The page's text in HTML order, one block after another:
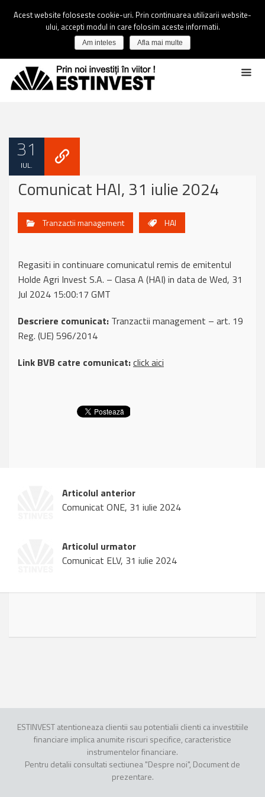
31
IUL.
Comunicat HAI, 31 iulie 2024
Tranzactii management HAI
Regasiti in continuare comunicatul remis de emitentul
Holde Agri Invest S.A. – Clasa A (HAI) in data de Wed, 31
Jul 2024 15:00:17 GMT
Descriere comunicat: Tranzactii management – art. 19
Reg. (UE) 596/2014
Link BVB catre comunicat:click aici
Articolul anterior
Comunicat ONE, 31 iulie 2024
Articolul urmator
Comunicat ELV, 31 iulie 2024
ESTINVEST atentioneaza clientii sau potentialii clienti ca investitiile
financiare implica anumite riscuri specifice, caracteristice
instrumentelor financiare.
Pentru detalii consultati sectiunea "Despre noi", Document de
prezentare.
Acest website foloseste cookie-uri. Prin continuarea utilizarii website-
ului, accepti modul in care folosim aceste informatii.
Am inteles Afla mai multe